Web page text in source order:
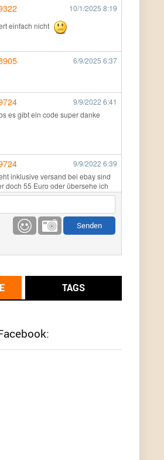
10/1/2025 8:19
einfach nicht
6/9/2025 6:37
9/9/2022 6:41
es gibt ein code super danke
9/9/2022 6:39
inklusive versand bei ebay sind
doch 55 Euro oder übersehe ich
9/1/20226:17
hast den Sinn eines
noch immer nicht
9/1/2022
sind Tagespreise!
TAGS